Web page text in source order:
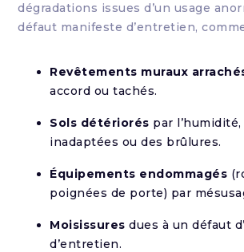
dégradations issues d’un usage
défaut manifeste d’entretien,
Revêtements muraux
accord ou tachés.
Sols détériorés par
inadaptées ou des brûlures.
Équipements endommagés
poignées de porte) par
Moisissures dues à un défaut
d’entretien.